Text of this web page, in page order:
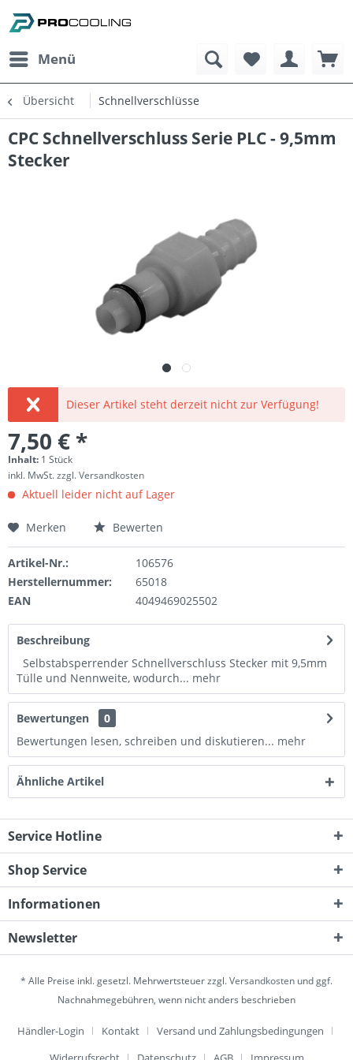
Menü
Übersicht Schnellverschlüsse
CPC Schnellverschluss Serie PLC - 9,5mm
Stecker
Dieser Artikel steht derzeit nicht zur Verfügung!
7,50 € *
Inhalt: 1 Stück
inkl. MwSt.zzgl. Versandkosten
Aktuell leider nicht auf Lager
Merken Bewerten
Artikel-Nr.:
106576
Herstellernummer:
65018
EAN
4049469025502
Beschreibung
Selbstabsperrender Schnellverschluss Stecker mit 9,5mm
Tülle und Nennweite, wodurch... mehr
Bewertungen
0
Bewertungen lesen, schreiben und diskutieren... mehr
Ähnliche Artikel
Service Hotline
Shop Service
Informationen
Newsletter
* Alle Preise inkl. gesetzl. Mehrwertsteuer zzgl.Versandkosten und ggf.
Nachnahmegebühren, wenn nicht anders beschrieben
Händler-Login Kontakt
Versand und Zahlungsbedingungen